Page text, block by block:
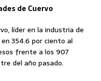
de Cuervo
líder en la industria de
354.6 por ciento al
frente a los 907
del año pasado.